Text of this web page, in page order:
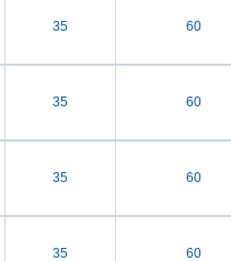
35 60
35 60
35 60
35 60